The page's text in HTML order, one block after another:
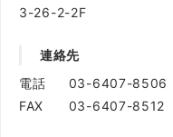
3-26-2-2F
連絡先
電話
03-6407-8506
FAX
03-6407-8512